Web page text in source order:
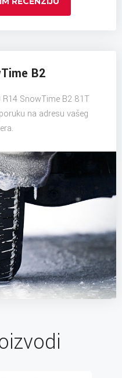
B2
SnowTime B2 81T
na adresu vašeg